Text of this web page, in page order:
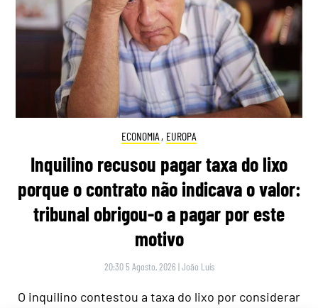
ECONOMIA , EUROPA
Inquilino recusou pagar taxa do lixo
porque o contrato não indicava o valor:
tribunal obrigou-o a pagar por este
motivo
20:30 5 Agosto, 2026 |João Luís
O inquilino contestou a taxa do lixo por considerar